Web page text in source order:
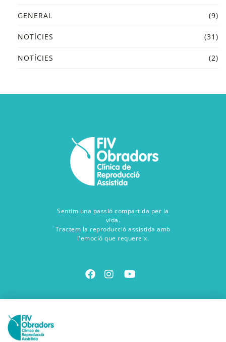
GENERAL (9)
NOTÍCIES (31)
NOTÍCIES (2)
Sentim una passió compartida per la
vida.
Tractem la reproducció assistida amb
l'emoció que requereix.